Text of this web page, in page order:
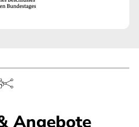
Angebote